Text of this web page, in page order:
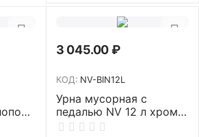
3 045.00₽
КОД: NV-BIN12L
Урна мусорная с
педалью NV 12 л хром
NV-BIN12L